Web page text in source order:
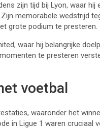
zijn tijd bij Lyon, waar
memorabele wedstrijd
grote podium te presteren.
waar hij belangrijke
te presteren
voetbal
waaronder het
in Ligue 1 waren cruciaal